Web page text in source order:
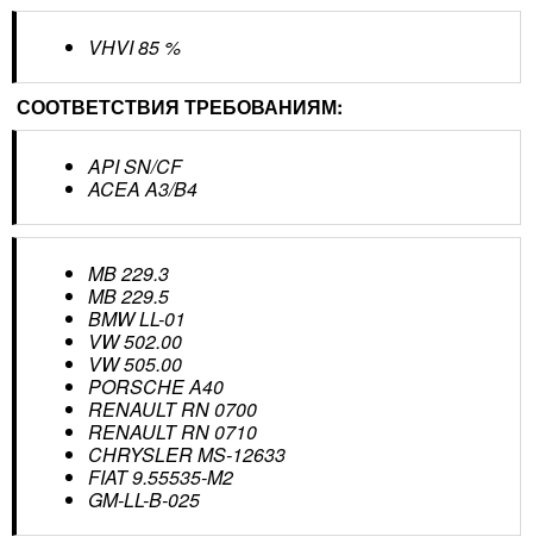
VHVI 85 %
СООТВЕТСТВИЯ ТРЕБОВАНИЯМ:
API SN/CF
ACEA A3/B4
MB 229.3
MB 229.5
BMW LL-01
VW 502.00
VW 505.00
PORSCHE A40
RENAULT RN 0700
RENAULT RN 0710
CHRYSLER MS-12633
FIAT 9.55535-M2
GM-LL-B-025